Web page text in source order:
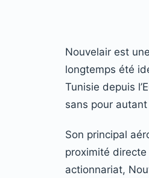
Nouvelair est une
longtemps été
Tunisie depuis
sans pour
Son principal
proximité
actionnariat,